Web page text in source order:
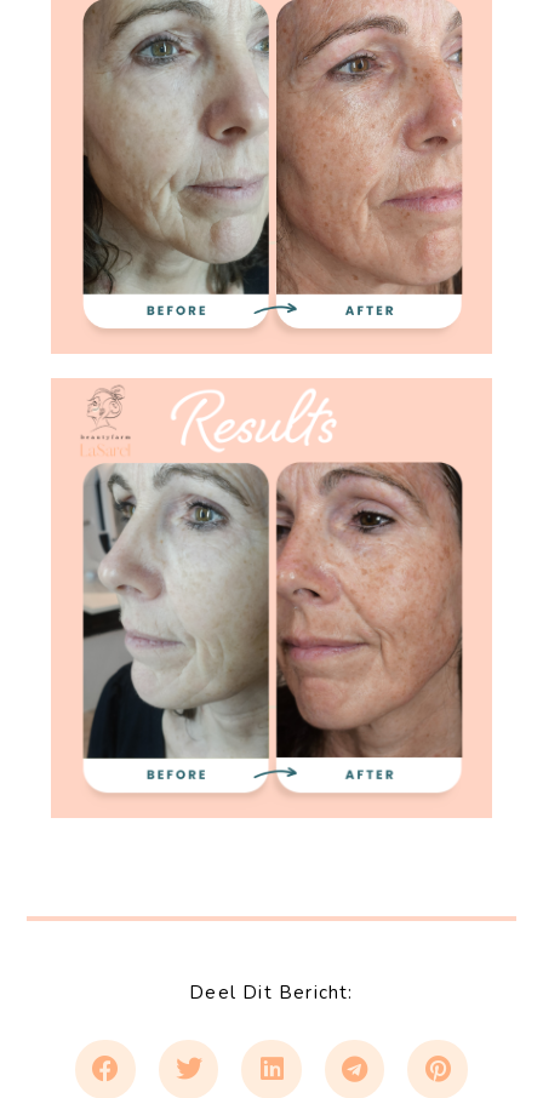
Deel Dit Bericht: